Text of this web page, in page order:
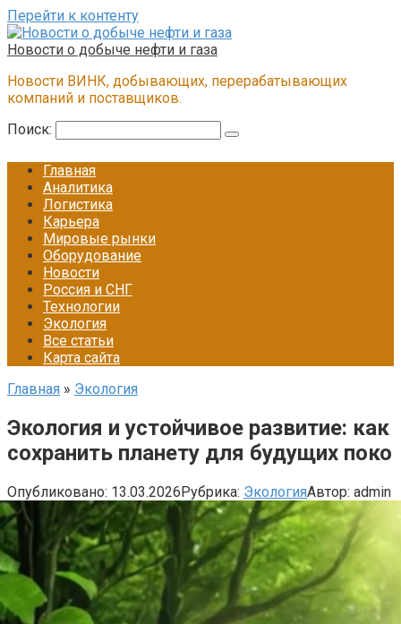
Перейти к контенту
Новости о добыче нефти и газа
Новости ВИНК, добывающих, перерабатывающих
компаний и поставщиков.
Поиск:
Главная
Аналитика
Логистика
Карьера
Мировые рынки
Оборудование
Новости
Россия и СНГ
Технологии
Экология
Все статьи
Карта сайта
Главная » Экология
Экология и устойчивое развитие: как
сохранить планету для будущих поко
Опубликовано: 13.03.2026Рубрика: ЭкологияАвтор: admin